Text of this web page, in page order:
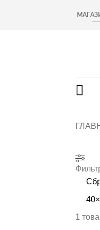
40×
1